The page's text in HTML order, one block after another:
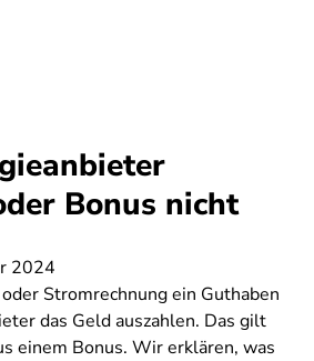
Bonus nicht
2024
Stromrechnung ein Guthaben
das Geld auszahlen. Das gilt
einem Bonus. Wir erklären, was